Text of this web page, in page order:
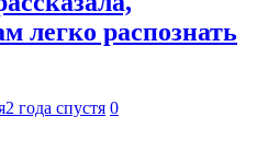
легко распознать
2 года спустя 0